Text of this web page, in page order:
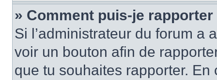
» Comment puis-je
Si l’administrateur du forum a
voir un bouton afin de
que tu souhaites rapporter.